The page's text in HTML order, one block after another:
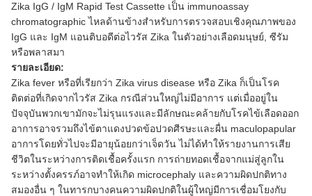
Zika IgG / IgM Rapid Test Cassette เป็น immunoassay
chromatographic ไหลด้านข้างสำหรับการตรวจสอบเชิงคุณภาพของ
IgG และ IgM แอนติบอดีต่อไวรัส Zika ในตัวอย่างเลือดมนุษย์, ซีรัม
หรือพลาสมา
รายละเอียด:
Zika fever หรือที่เรียกว่า Zika virus disease หรือ Zika ก็เป็นโรค
ติดต่อที่เกิดจากไวรัส Zika กรณีส่วนใหญ่ไม่มีอาการ แต่เมื่ออยู่ใน
ปัจจุบันพวกเขามักจะไม่รุนแรงและมีลักษณะคล้ายกับโรคไข้เลือดออก
อาการอาจรวมถึงไข้ตาแดงปวดข้อปวดศีรษะและผื่น maculopapular
อาการโดยทั่วไปจะมีอายุน้อยกว่าเจ็ดวัน ไม่ได้ทำให้รายงานการเสีย
ชีวิตในระหว่างการติดเชื้อครั้งแรก การถ่ายทอดเชื้อจากแม่สู่ลูกใน
ระหว่างตั้งครรภ์อาจทำให้เกิด microcephaly และความผิดปกติทาง
สมองอื่น ๆ ในทารกบางคนความผิดปกติในผู้ใหญ่มีการเชื่อมโยงกับ